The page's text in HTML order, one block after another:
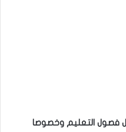
فصول التعليم وخصوصا